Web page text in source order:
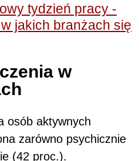
tydzień pracy -
jakich branżach się
w
osób aktywnych
zarówno psychicznie
(42 proc.).